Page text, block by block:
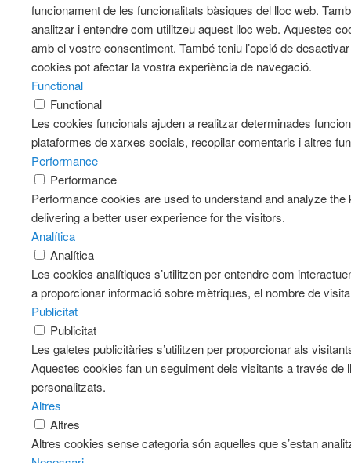
funcionament de les funcionalitats bàsiques del lloc web.
analitzar i entendre com utilitzeu aquest lloc web. Aquestes
amb el vostre consentiment. També teniu l’opció de
cookies pot afectar la vostra experiència de navegació.
Functional
Functional
Les cookies funcionals ajuden a realitzar determinades
plataformes de xarxes socials, recopilar comentaris i altres
Performance
Performance
Performance cookies are used to understand and analyze
delivering a better user experience for the visitors.
Analítica
Analítica
Les cookies analítiques s’utilitzen per entendre com
a proporcionar informació sobre mètriques, el nombre de
Publicitat
Publicitat
Les galetes publicitàries s’utilitzen per proporcionar als
Aquestes cookies fan un seguiment dels visitants a través
personalitzats.
Altres
Altres
Altres cookies sense categoria són aquelles que s’estan